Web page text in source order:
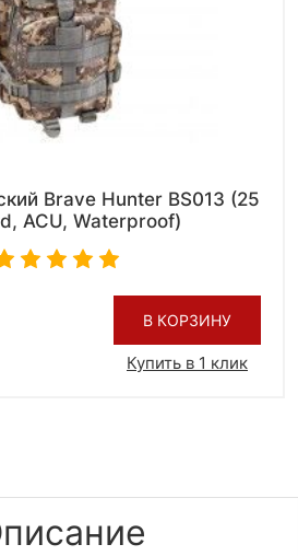
Brave Hunter BS013 (25
ACU, Waterproof)
В КОРЗИНУ
Купить в 1 клик